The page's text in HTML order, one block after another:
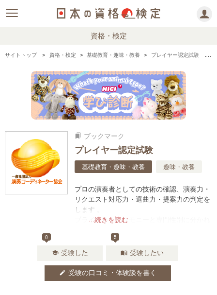
資格・検定
サイトトップ 資格・検定 基礎教育・趣味・教養 プレイヤー認定試験 の情報まとめ
bookmarks ブックマーク
プレイヤー認定試験
基礎教育・趣味・教養 趣味・教養
...続きを読む
プロの演奏者としての技術の確認、演奏力・
リクエスト対応力・選曲力・提案力の判定を
します 。
ブライダル・セレモニーと専門性別に分かれ
0
school 受験した
5
menu_book 受験したい
edit 受験の口コミ・体験談を書く